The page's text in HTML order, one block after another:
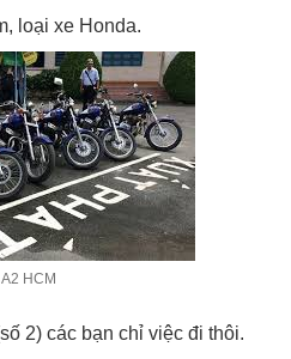
loại xe Honda.
HCM
2) các bạn chỉ việc đi thôi.